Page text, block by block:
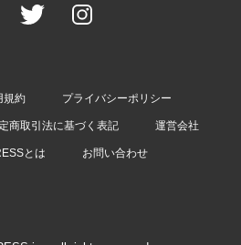
規約 プライバシーポリシー
商取引法に基づく表記 運営会社
とは お問い合わせ